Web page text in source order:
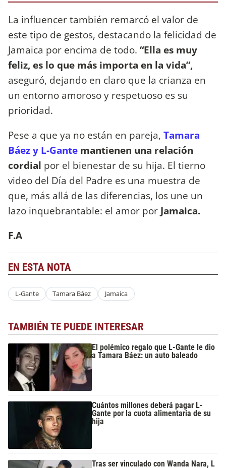
La influencer también remarcó el valor de
este tipo de gestos, destacando la felicidad de
Jamaica por encima de todo. “Ella es muy
feliz, es lo que más importa en la vida”,
aseguró, dejando en claro que la crianza en
un entorno amoroso y respetuoso es su
prioridad.
Pese a que ya no están en pareja, Tamara
Báez y L-Gante mantienen una relación
cordial por el bienestar de su hija. El tierno
video del Día del Padre es una muestra de
que, más allá de las diferencias, los une un
lazo inquebrantable: el amor por Jamaica.
F.A
EN ESTA NOTA
L-Gante Tamara Báez Jamaica
TAMBIÉN TE PUEDE INTERESAR
El polémico regalo que L-Gante le dio
a Tamara Báez: un auto baleado
Cuántos millones deberá pagar L-
Gante por la cuota alimentaria de su
hija
Tras ser vinculado con Wanda Nara, L